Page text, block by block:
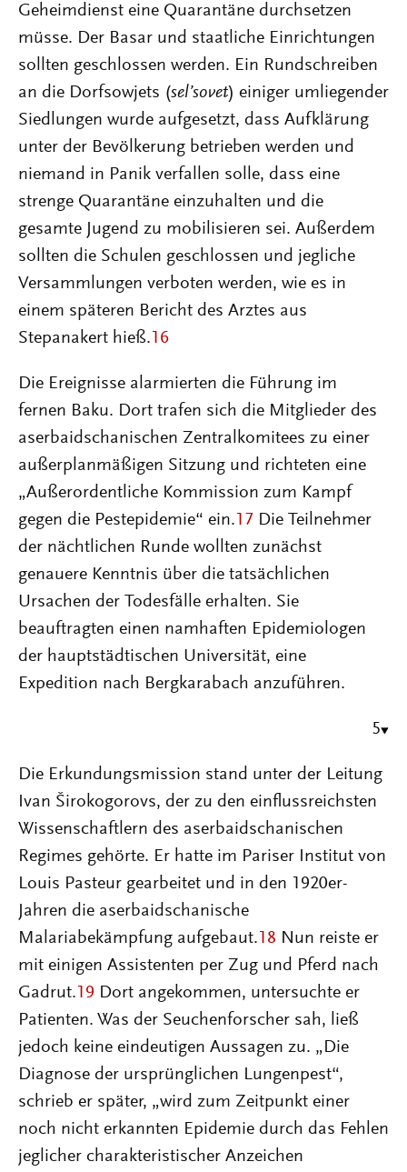
Geheimdienst eine Quarantäne durchsetzen
müsse. Der Basar und staatliche Einrichtungen
sollten geschlossen werden. Ein Rundschreiben
an die Dorfsowjets (sel’sovet) einiger umliegender
Siedlungen wurde aufgesetzt, dass Aufklärung
unter der Bevölkerung betrieben werden und
niemand in Panik verfallen solle, dass eine
strenge Quarantäne einzuhalten und die
gesamte Jugend zu mobilisieren sei. Außerdem
sollten die Schulen geschlossen und jegliche
Versammlungen verboten werden, wie es in
einem späteren Bericht des Arztes aus
Stepanakert hieß. 16
Die Ereignisse alarmierten die Führung im
fernen Baku. Dort trafen sich die Mitglieder des
aserbaidschanischen Zentralkomitees zu einer
außerplanmäßigen Sitzung und richteten eine
„Außerordentliche Kommission zum Kampf
gegen die Pestepidemie“ ein. 17 Die Teilnehmer
der nächtlichen Runde wollten zunächst
genauere Kenntnis über die tatsächlichen
Ursachen der Todesfälle erhalten. Sie
beauftragten einen namhaften Epidemiologen
der hauptstädtischen Universität, eine
Expedition nach Bergkarabach anzuführen.
5
Die Erkundungsmission stand unter der Leitung
Ivan Širokogorovs, der zu den einflussreichsten
Wissenschaftlern des aserbaidschanischen
Regimes gehörte. Er hatte im Pariser Institut von
Louis Pasteur gearbeitet und in den 1920er-
Jahren die aserbaidschanische
Malariabekämpfung aufgebaut. 18 Nun reiste er
mit einigen Assistenten per Zug und Pferd nach
Gadrut. 19 Dort angekommen, untersuchte er
Patienten. Was der Seuchenforscher sah, ließ
jedoch keine eindeutigen Aussagen zu. „Die
Diagnose der ursprünglichen Lungenpest“,
schrieb er später, „wird zum Zeitpunkt einer
noch nicht erkannten Epidemie durch das Fehlen
jeglicher charakteristischer Anzeichen